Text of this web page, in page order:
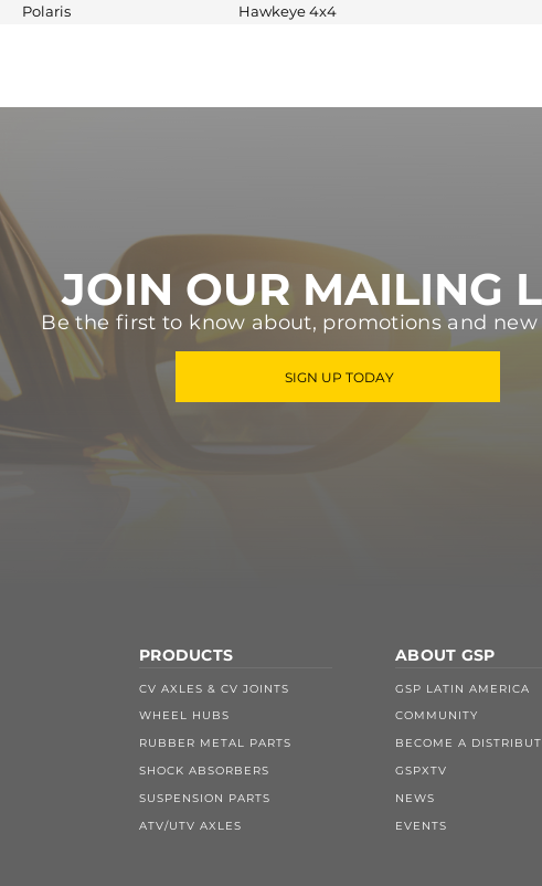
Polaris Hawkeye 4x4
JOIN OUR MAILING
Be the first to know about, promotions and new
SIGN UP TODAY
PRODUCTS
CV AXLES & CV JOINTS
WHEEL HUBS
RUBBER METAL PARTS
SHOCK ABSORBERS
SUSPENSION PARTS
ATV/UTV AXLES
ABOUT GSP
GSP LATIN AMERICA
COMMUNITY
BECOME A
GSPXTV
NEWS
EVENTS